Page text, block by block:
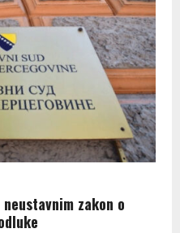
zakon o